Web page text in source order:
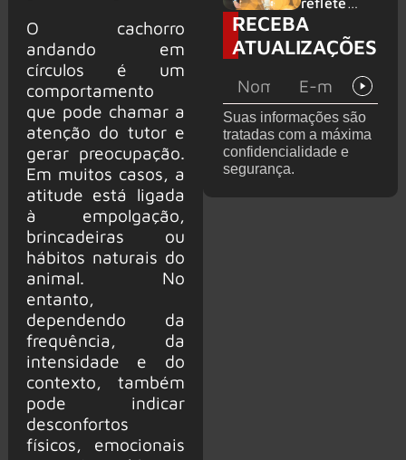
O cachorro
andando em
círculos é um
comportamento
que pode chamar a
atenção do tutor e
gerar preocupação.
Em muitos casos, a
atitude está ligada
à empolgação,
brincadeiras ou
hábitos naturais do
animal. No
entanto,
dependendo da
frequência, da
intensidade e do
contexto, também
pode indicar
desconfortos
físicos, emocionais
sobre o
futuro e
levanta
de de
deixar os
palcos
RECEBA
ATUALIZAÇÕES
Suas informações são
tratadas com a máxima
confidencialidade e
segurança.